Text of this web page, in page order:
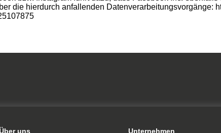
die hierdurch anfallenden Datenverarbeitungsvorgänge:
uns Unternehmen